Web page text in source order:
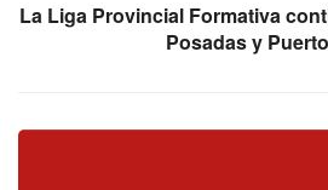
La Liga Provincial Formativa
Posadas y